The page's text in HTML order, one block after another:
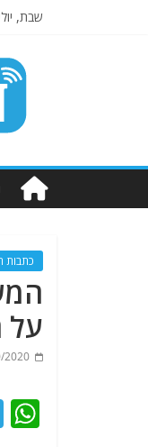
שבת, יולי 25,
מודיעין
כתבות
על
2020